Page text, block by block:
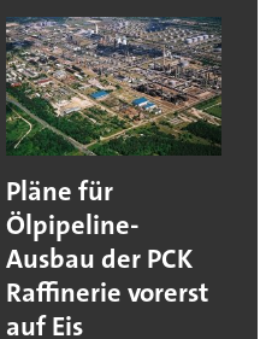
Pläne für
Ölpipeline-
Ausbau der PCK
Raffinerie vorerst
auf Eis